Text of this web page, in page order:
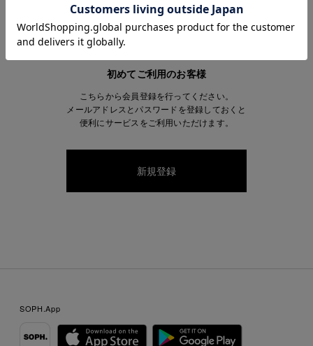
初めてご利用のお客様
こちらから会員登録を行ってください。
メールアドレスとパスワードを登録しておくと
便利にサービスをご利用いただけます。
SOPH.App